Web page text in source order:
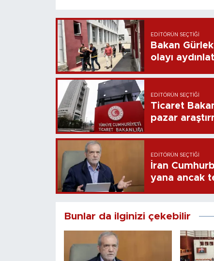
EDITÖRÜN SEÇTIĞI
Bakan
olayı
EDITÖRÜN SEÇTIĞI
Ticaret
pazar
EDITÖRÜN SEÇTIĞI
İran
yana ancak
Bunlar da ilginizi çekebilir